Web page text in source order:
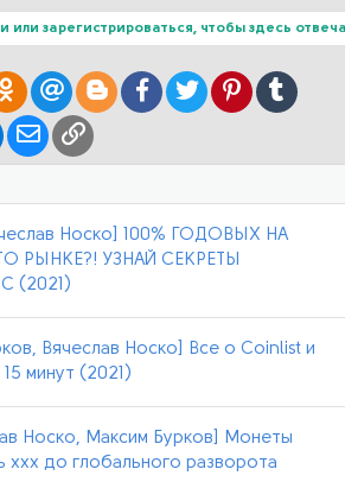
или зарегистрироваться, чтобы здесь
Одноклассники
Mail.ruBloggerFacebook
TwitterPinterestTumblr
Электронная почта
Ссылка
Носко] 100% ГОДОВЫХ НА
РЫНКЕ?! УЗНАЙ СЕКРЕТЫ
(2021)
Вячеслав Носко] Все о Coinlist и
15 минут (2021)
Носко, Максим Бурков] Монеты
ххх до глобального разворота